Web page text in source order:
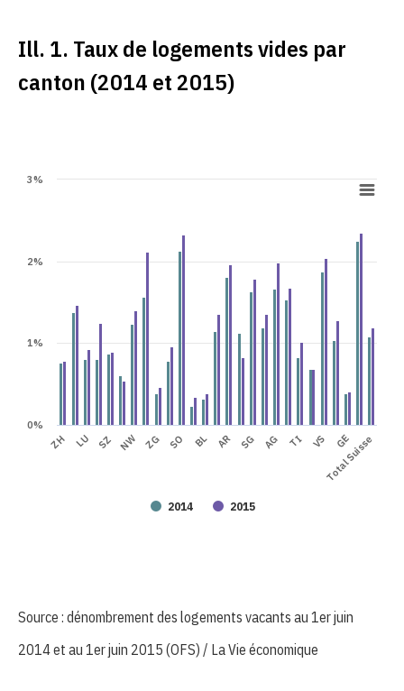
Ill. 1. Taux de logements vides par
canton (2014 et 2015)
2014 2015
ZH LU SZ NW ZG SO BL AR SG AG TI VS GE
Total Suisse
0%
1%
2%
3%
Source : dénombrement des logements vacants au 1er juin
2014 et au 1er juin 2015 (OFS) / La Vie économique